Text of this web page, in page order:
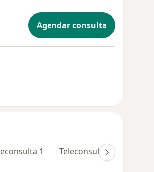
Agendar consulta
1 Teleconsulta 2